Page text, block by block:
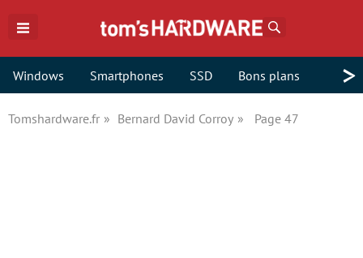
Windows Smartphones SSD Bons plans >
Tomshardware.fr Bernard David Corroy Page 47